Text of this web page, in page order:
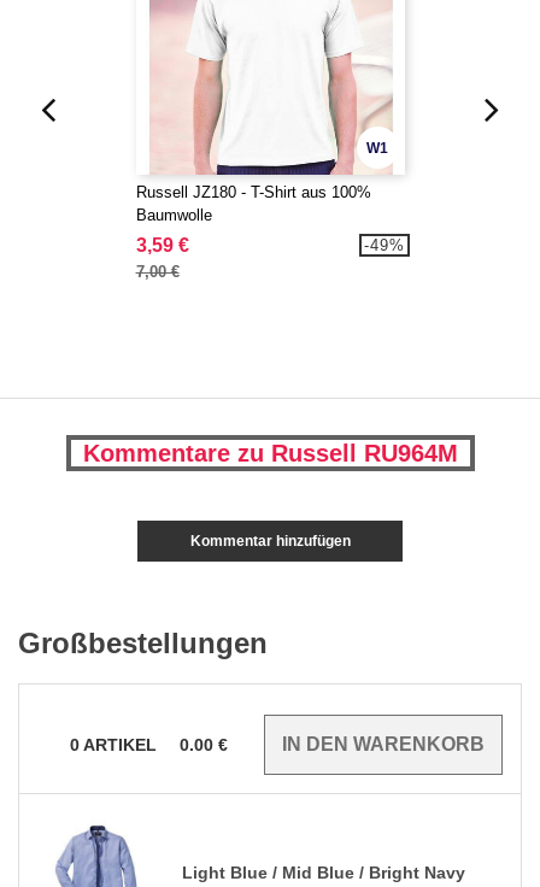
W1
Russell JZ180 - T-Shirt aus 100%
Baumwolle
3,59 €
7,00 €
-49%
Kommentare zu Russell RU964M
Kommentar hinzufügen
Großbestellungen
0ARTIKEL 0.00 €
Light Blue / Mid Blue / Bright Navy